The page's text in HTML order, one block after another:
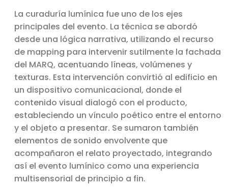
La curaduría lumínica fue uno de los ejes
principales del evento. La técnica se abordó
desde una lógica narrativa, utilizando el recurso
de mapping para intervenir sutilmente la fachada
del MARQ, acentuando líneas, volúmenes y
texturas. Esta intervención convirtió al edificio en
un dispositivo comunicacional, donde el
contenido visual dialogó con el producto,
estableciendo un vínculo poético entre el entorno
y el objeto a presentar. Se sumaron también
elementos de sonido envolvente que
acompañaron el relato proyectado, integrando
así el evento lumínico como una experiencia
multisensorial de principio a fin.